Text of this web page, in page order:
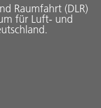
Raumfahrt (DLR)
für Luft- und